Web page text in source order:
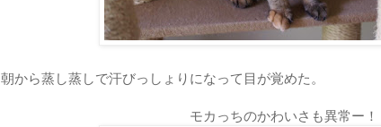
朝から蒸し蒸しで汗びっしょりになって目が覚めた。
モカっちのかわいさも異常ー！